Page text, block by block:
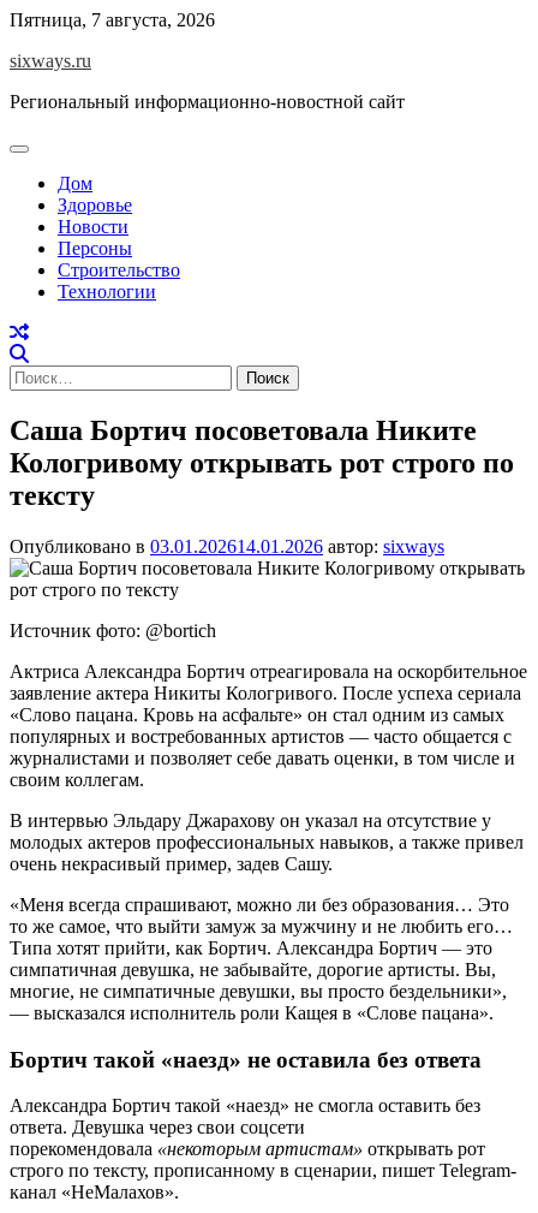
Перейти
содержимому
Пятница, 7 августа, 2026
sixways.ru
Региональный информационно-новостной сайт
Дом
Здоровье
Новости
Персоны
Строительство
Технологии
Найти:
Саша Бортич посоветовала Никите
Кологривому открывать рот строго по
тексту
Опубликовано в 03.01.202614.01.2026 автор: sixways
Источник фото: @bortich
Актриса Александра Бортич отреагировала на оскорбительное
заявление актера Никиты Кологривого. После успеха сериала
«Слово пацана. Кровь на асфальте» он стал одним из самых
популярных и востребованных артистов — часто общается с
журналистами и позволяет себе давать оценки, в том числе и
своим коллегам.
В интервью Эльдару Джарахову он указал на отсутствие у
молодых актеров профессиональных навыков, а также привел
очень некрасивый пример, задев Сашу.
«Меня всегда спрашивают, можно ли без образования… Это
то же самое, что выйти замуж за мужчину и не любить его…
Типа хотят прийти, как Бортич. Александра Бортич — это
симпатичная девушка, не забывайте, дорогие артисты. Вы,
многие, не симпатичные девушки, вы просто бездельники»,
— высказался исполнитель роли Кащея в «Слове пацана».
Бортич такой «наезд» не оставила без ответа
Александра Бортич такой «наезд» не смогла оставить без
ответа. Девушка через свои соцсети
порекомендовала «некоторым артистам» открывать рот
строго по тексту, прописанному в сценарии, пишет Telegram-
канал «НеМалахов».